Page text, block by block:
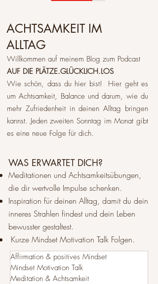
ACHTSAMKEIT IM
ALLTAG
Willkommen auf meinem Blog zum Podcast
AUF DIE PLÄTZE.GLÜCKLICH.LOS
Wie schön, dass du hier bist! Hier geht es
um Achtsamkeit, Balance und darum, wie du
mehr Zufriedenheit in deinen Alltag bringen
kannst. Jeden zweiten Sonntag im Monat gibt
es eine neue Folge für dich.​
WAS ERWARTET DICH?
Meditationen und Achtsamkeitsübungen,
die dir wertvolle Impulse schenken.
Inspiration für deinen Alltag, damit du dein
inneres Strahlen findest und dein Leben
bewusster gestaltest.
Kurze Mindset Motivation Talk Folgen.
Affirmation & positives Mindset
Mindset Motivation Talk
Meditation & Achtsamkeit